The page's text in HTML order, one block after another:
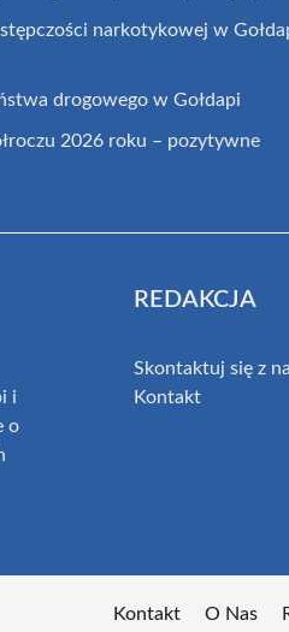
narkotykowej w
drogowego w Gołdapi
2026 roku – pozytywne
i
o
REDAKCJA
Skontaktuj się z
Kontakt
Kontakt O Nas